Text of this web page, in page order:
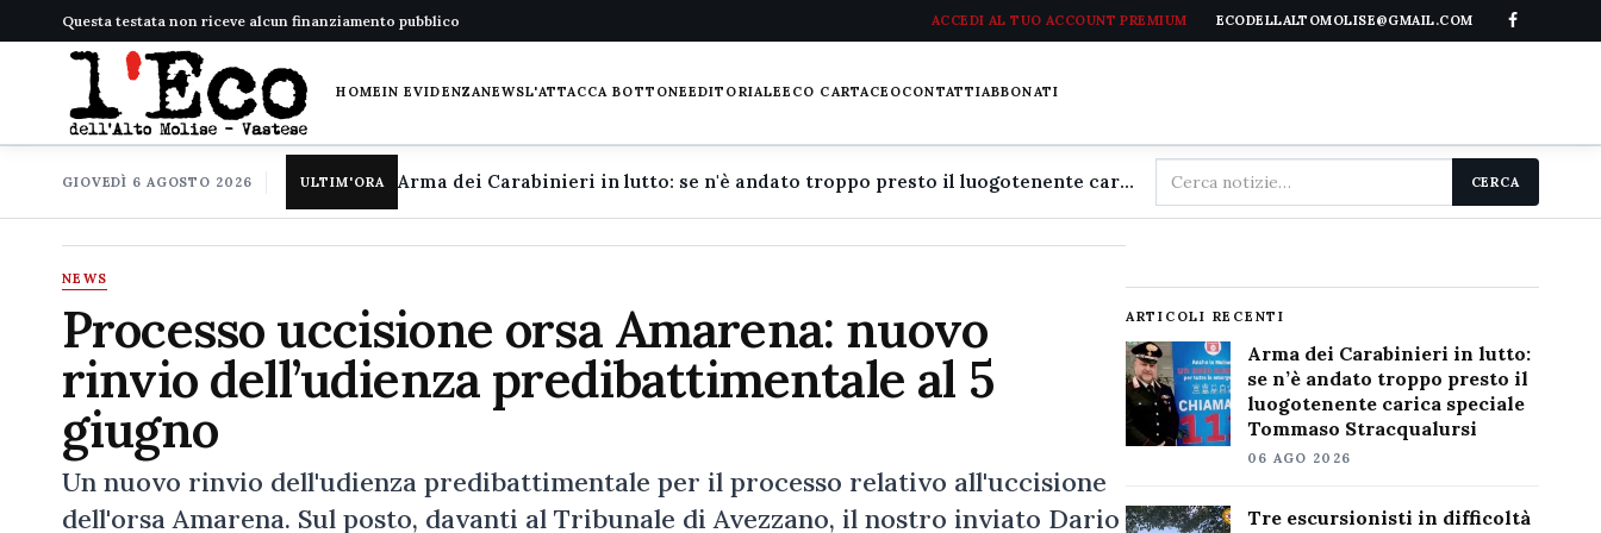
Questa testata non riceve alcun finanziamento pubblico ACCEDI AL TUO ACCOUNT PREMIUM ECODELLALTOMOLISE@GMAIL.COM
HOMEIN EVIDENZANEWSL'ATTACCA BOTTONEEDITORIALEECO CARTACEOCONTATTIABBONATI
GIOVEDÌ 6 AGOSTO 2026 ULTIM'ORA Arma dei Carabinieri in lutto: se n'è andato troppo presto il luogotenente carica speciale Tommaso Stracqualursi
Cerca
nel
CERCA
NEWS
Processo uccisione orsa Amarena: nuovo
rinvio dell’udienza predibattimentale al 5
giugno
Un nuovo rinvio dell'udienza predibattimentale per il processo relativo all'uccisione
dell'orsa Amarena. Sul posto, davanti al Tribunale di Avezzano, il nostro inviato Dario
ARTICOLI RECENTI
Arma dei Carabinieri in lutto:
se n’è andato troppo presto il
luogotenente carica speciale
Tommaso Stracqualursi
06 AGO 2026
Tre escursionisti in difficoltà